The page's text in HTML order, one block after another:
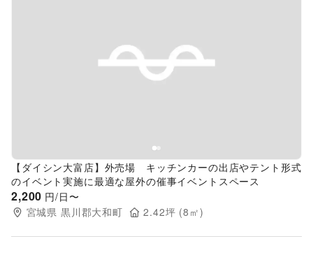
Previous slide
【ダイシン大富店】外売場 キッチンカーの出店やテント形式
のイベント実施に最適な屋外の催事イベントスペース
2,200 円/日〜
宮城県 黒川郡大和町 2.42坪 (8 ㎡)